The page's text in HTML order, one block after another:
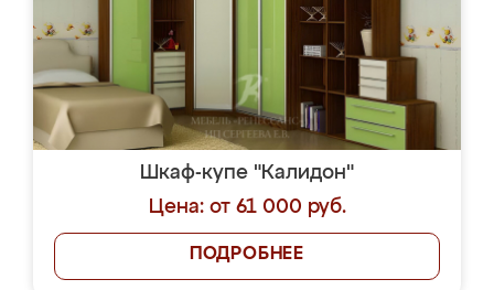
Шкаф-купе "Калидон"
Цена: от 61 000 руб.
ПОДРОБНЕЕ